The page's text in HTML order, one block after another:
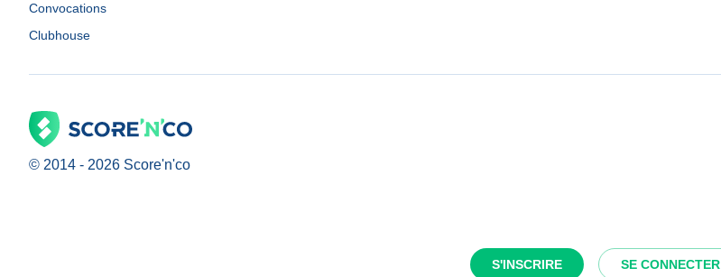
S'INSCRIRE SE CONNECTER
Convocations
Clubhouse
© 2014 - 2026 Score'n'co